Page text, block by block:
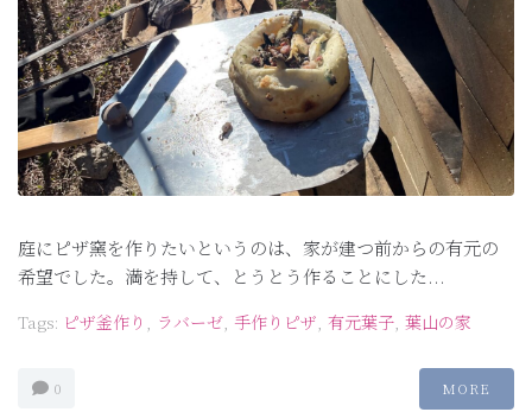
庭にピザ窯を作りたいというのは、家が建つ前からの有元の
希望でした。満を持して、とうとう作ることにした...
Tags: ピザ釜作り ラバーゼ 手作りピザ 有元葉子 葉山の家
0 MORE